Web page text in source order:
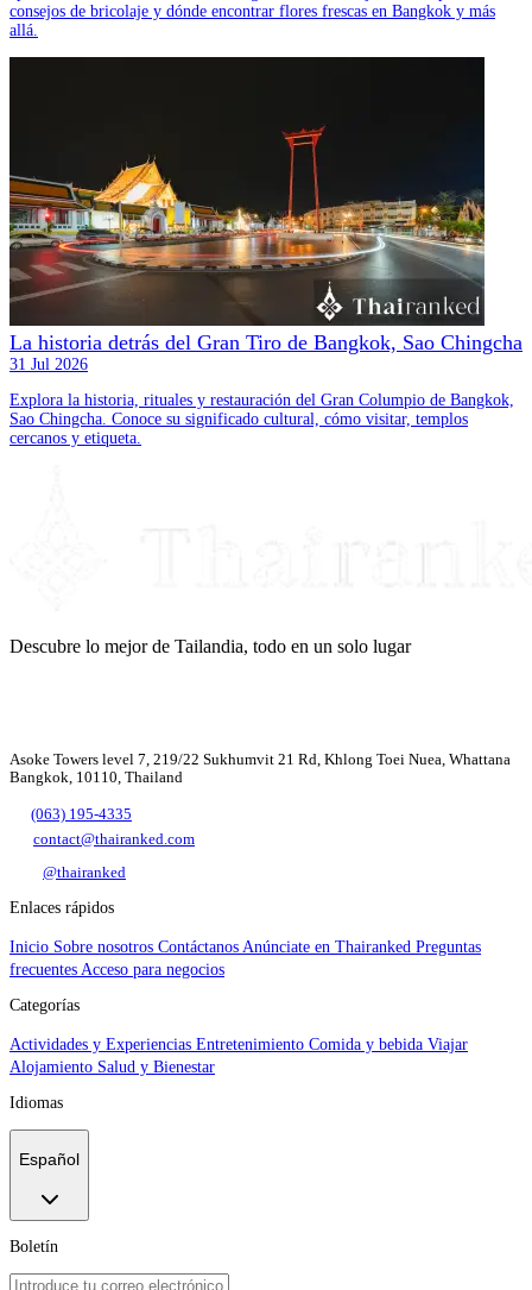
consejos de bricolaje y dónde encontrar flores frescas en Bangkok y más
allá.
La historia detrás del Gran Tiro de Bangkok, Sao Chingcha
31 Jul 2026
Explora la historia, rituales y restauración del Gran Columpio de Bangkok,
Sao Chingcha. Conoce su significado cultural, cómo visitar, templos
cercanos y etiqueta.
Descubre lo mejor de Tailandia, todo en un solo lugar
Asoke Towers level 7, 219/22 Sukhumvit 21 Rd, Khlong Toei Nuea, Whattana
Bangkok, 10110, Thailand
(063) 195-4335
contact@thairanked.com
@thairanked
Enlaces rápidos
Inicio Sobre nosotros Contáctanos Anúnciate en Thairanked Preguntas
frecuentes Acceso para negocios
Categorías
Actividades y Experiencias Entretenimiento Comida y bebida Viajar
Alojamiento Salud y Bienestar
Idiomas
Español
Boletín